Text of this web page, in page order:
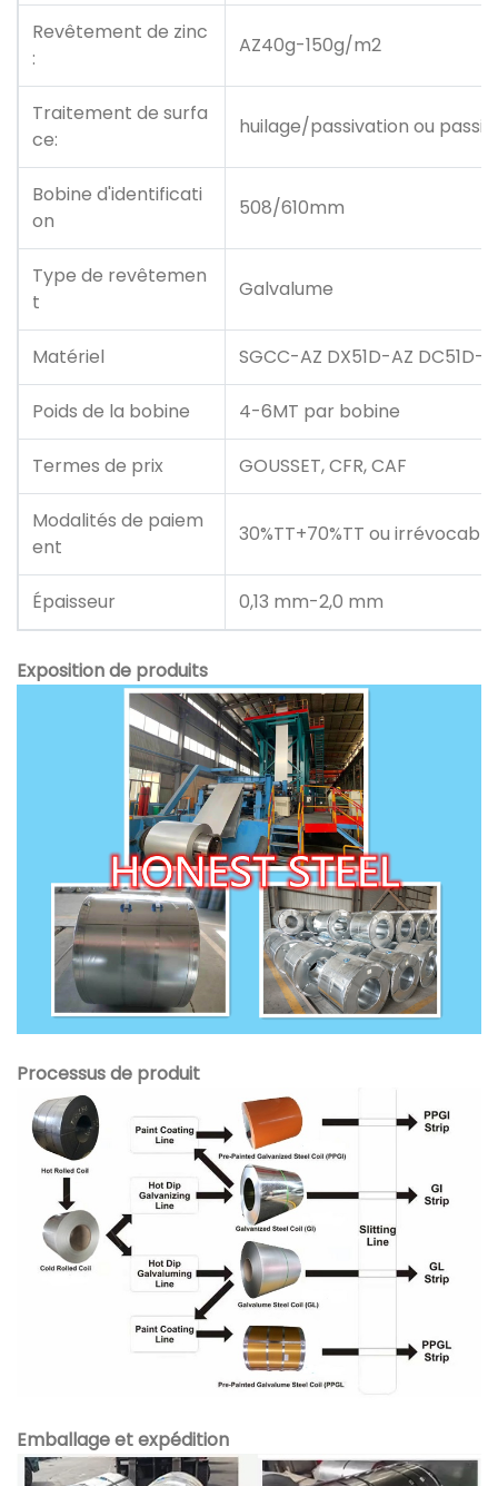
Revêtement de zinc
:
AZ40g-150g/m2
Traitement de surfa
ce:
huilage/passivation ou
Bobine d'identificati
on
508/610mm
Type de revêtemen
t
Galvalume
Matériel SGCC-AZ DX51D-AZ DC51D-
Poids de la bobine 4-6MT par bobine
Termes de prix GOUSSET, CFR, CAF
Modalités de paiem
ent
30%TT+70%TT ou irrévocable
Épaisseur 0,13 mm-2,0 mm
Exposition de produits
Processus de produit
Emballage et expédition